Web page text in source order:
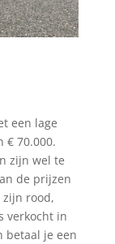
een lage
€ 70.000.
zijn wel te
de prijzen
zijn rood,
verkocht in
betaal je een